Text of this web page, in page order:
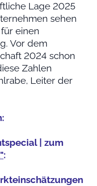
Lage 2025
sehen
einen
Vor dem
2024 schon
Zahlen
Leiter der
| zum
: